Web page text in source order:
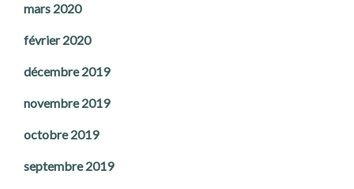
mars 2020
février 2020
décembre 2019
novembre 2019
octobre 2019
septembre 2019